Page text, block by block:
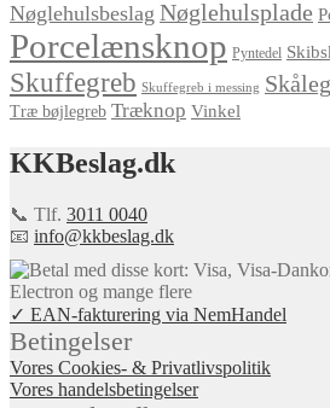
Nøglehulsbeslag Nøglehulsplade
Porcelænsknop Pyntedel
Skuffegreb Skuffegreb i messing
Træ bøjlegreb Træknop Vinkel
KKBeslag.dk
📞 Tlf. 3011 0040
📧 info@kkbeslag.dk
✓ EAN-fakturering via NemHandel
Betingelser
Vores Cookies- & Privatlivspolitik
Vores handelsbetingelser